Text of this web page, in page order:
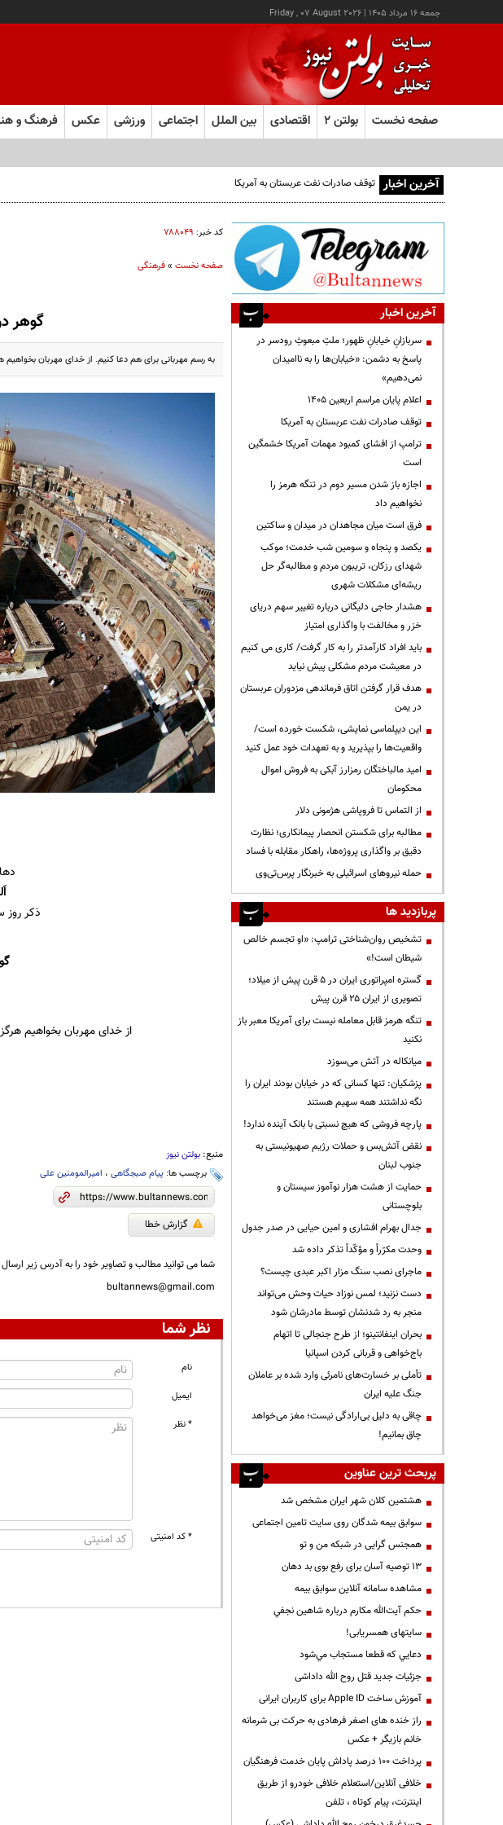
جمعه ۱۶ مرداد ۱۴۰۵ |
Friday , 07 August 2026
صفحه نخست بولتن ۲ اقتصادی بین الملل اجتماعی ورزشی عکس فرهنگ و
آخرین اخبار توقف صادرات نفت عربستان به آمریکا
کد خبر: ۷۸۸۰۴۹
صفحه نخست»فرهنگی
گوهر
به رسم مهربانی برای هم دعا کنیم. از خدای مهربان
ذکر
از خدای مهربان بخواهیم
منبع: بولتن نیوز
برچسب ها: پیام صبجگاهی، امیرالمومنین علی
گزارش خطا
شما می توانید مطالب و تصاویر خود را به آدرس زیر ارسال
bultannews@gmail.com
نظر شما
نام
ایمیل
* نظر
* کد امنیتی
آخرین اخبار
سربازانِ خیابانِ ظهور؛ ملتِ مبعوثِ رودسر در
پاسخ به دشمن: «خیابان‌ها را به ناامیدان
نمی‌دهیم»
اعلام پایان مراسم اربعین ۱۴۰۵
توقف صادرات نفت عربستان به آمریکا
ترامپ از افشای کمبود مهمات آمریکا خشمگین
است
اجازه باز شدن مسیر دوم در تنگه هرمز را
نخواهیم داد
فرق است میان مجاهدان در میدان و ساکتین
یکصد و پنجاه و سومین شب خدمت؛ موکب
شهدای رزکان، تریبون مردم و مطالبه‌گر حل
ریشه‌ای مشکلات شهری
هشدار حاجی دلیگانی درباره تغییر سهم دریای
خزر و مخالفت با واگذاری امتیاز
باید افراد کارآمدتر را به کار گرفت/ کاری می کنیم
در معیشت مردم مشکلی پیش نیاید
هدف قرار گرفتن اتاق‌ فرماندهی مزدوران عربستان
در یمن
این دیپلماسی نمایشی، شکست خورده است/
واقعیت‌ها را بپذیرید و به تعهدات خود عمل کنید
امید مالباختگان رمزارز آبکی به فروش اموال
محکومان
از التماس تا فروپاشی هژمونی دلار
مطالبه برای شکستن انحصار پیمانکاری؛ نظارت
دقیق بر واگذاری پروژه‌ها، راهکار مقابله با فساد
حمله نیروهای اسرائیلی به خبرنگار پرس‌تی‌وی
پربازدید ها
تشخیص روان‌شناختی ترامپ: «او تجسم خالص
شیطان است!»
گستره امپراتوری ایران در ۵ قرن پیش از میلاد؛
تصویری از ایران ۲۵ قرن پیش
تنگه هرمز قابل معامله نیست برای آمریکا معبر باز
نکنید
میانکاله در آتش می‌سوزد
پزشکیان: تنها کسانی که در خیابان بودند ایران را
نگه نداشتند همه سهیم هستند
پارچه فروشی که هیچ نسبتی با بانک آینده ندارد!
نقض آتش‌بس و حملات رژیم صهیونیستی به
جنوب لبنان
حمایت از هشت هزار نوآموز سیستان و
بلوچستانی
جدال بهرام افشاری و امین حیایی در صدر جدول
وحدت مکرّراً و مؤکّداً تذکر داده شد
ماجرای نصب سنگ مزار اکبر عبدی چیست؟
دست نزنید؛ لمس نوزاد حیات وحش می‌تواند
منجر به رد شدنشان توسط مادرشان شود
بحران اینفانتینو؛ از طرح جنجالی تا اتهام
باج‌خواهی و قربانی کردن اسپانیا
تأملی بر خسارت‌های نامرئی وارد شده بر عاملان
جنگ علیه ایران
چاقی به دلیل بی‌ارادگی نیست؛ مغز می‌خواهد
چاق بمانیم!
پربحث ترین عناوین
هشتمین کلان شهر ایران مشخص شد
سوابق بیمه شدگان روی سایت تامین اجتماعی
همجنس گرایی در شبکه من و تو
13 توصیه آسان برای رفع بوی بد دهان
مشاهده سامانه آنلاين سوابق بیمه
حكم آيت‌الله مكارم درباره شاهين نجفي
سایتهای همسریابی!
دعايي كه قطعا مستجاب مي‌شود
جزئیات جدید قتل روح الله داداشی
آموزش ساخت Apple ID برای کاربران ایرانی
راز خنده های اصغر فرهادی به حرکت بی شرمانه
خانم بازیگر + عکس
پرداخت ۱۰۰ درصد پاداش پایان خدمت فرهنگیان
خلافی آنلاین/استعلام خلافی خودرو از طریق
اینترنت، پیام کوتاه ، تلفن